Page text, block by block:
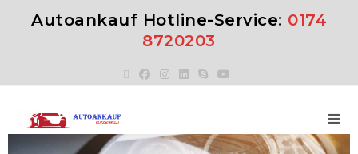
Autoankauf Hotline-Service: 0174
8720203